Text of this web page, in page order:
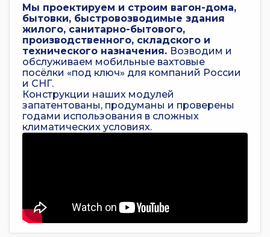
Мы проектируем и строим вагон-дома,
бытовки, быстровозводимые здания
жилого, санитарно-бытового,
производственного, складского и
технического назначения. Возводим и
обслуживаем мобильные вахтовые
посёлки «под ключ» для компаний России
и СНГ.
Конструкции наших модулей
запатентованы, продуманы и проверены
годами использования в сложных
климатических условиях.